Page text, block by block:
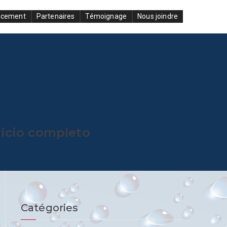
Partenaires Témoignage Nous joindre
completo
Catégories